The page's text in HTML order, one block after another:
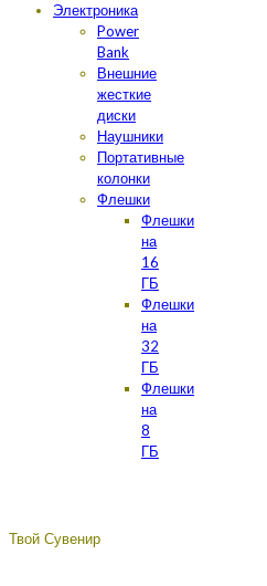
Электроника
Power
Bank
Внешние
жесткие
диски
Наушники
Портативные
колонки
Флешки
Флешки
на
16
ГБ
Флешки
на
32
ГБ
Флешки
на
8
ГБ
Твой Сувенир